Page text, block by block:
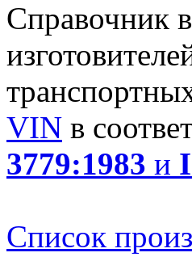
Справочник
VIN в
3779:1983 и
Список